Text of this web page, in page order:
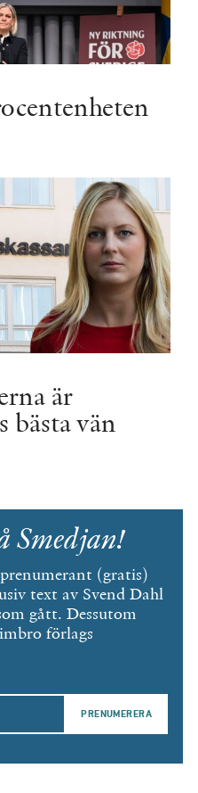
är
bästa vän
Smedjan!
(gratis)
text av Svend Dahl
gått. Dessutom
förlags